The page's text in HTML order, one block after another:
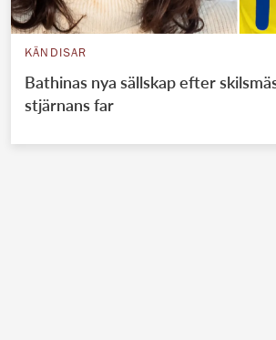
KÄNDISAR
Bathinas nya sällskap efter
stjärnans far